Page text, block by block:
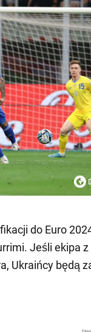
do Euro
Jeśli ekipa z
Ukraińcy będą